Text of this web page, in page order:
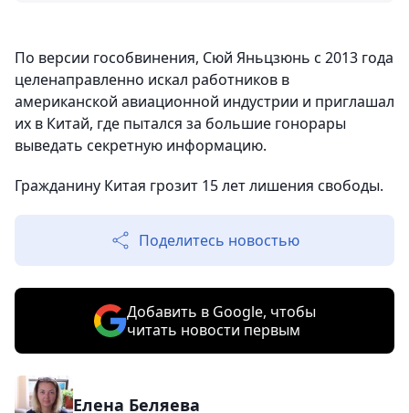
По версии гособвинения, Сюй Яньцзюнь с 2013 года
целенаправленно искал работников в
американской авиационной индустрии и приглашал
их в Китай, где пытался за большие гонорары
выведать секретную информацию.
Гражданину Китая грозит 15 лет лишения свободы.
Поделитесь новостью
Добавить в Google, чтобы
читать новости первым
Елена Беляева